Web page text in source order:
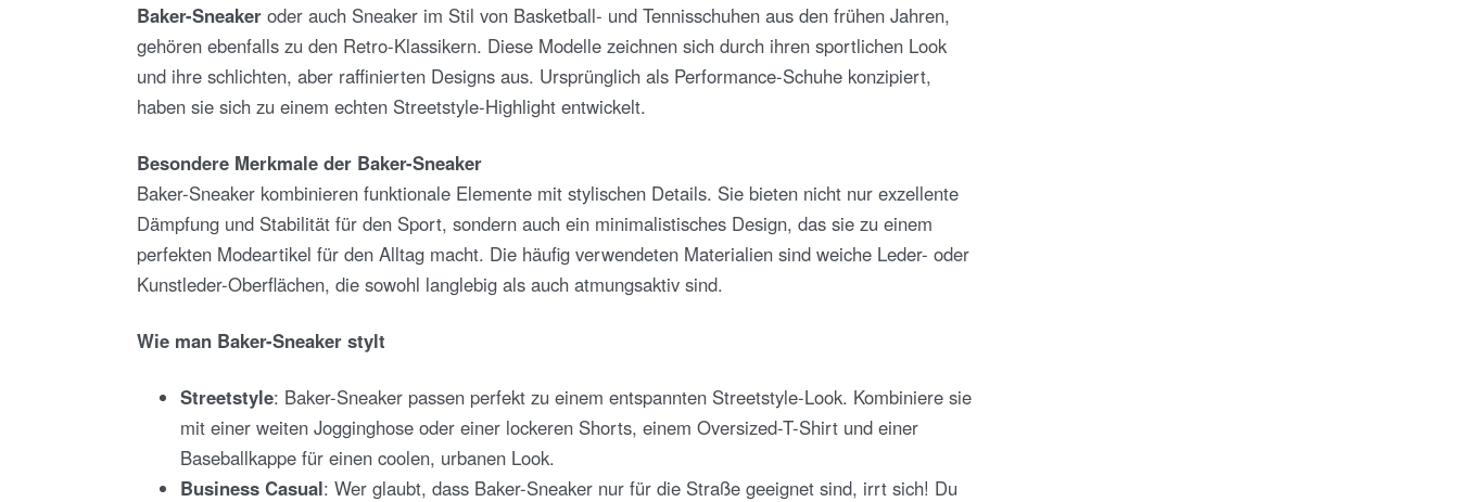
Baker-Sneaker oder auch Sneaker im Stil von Basketball- und Tennisschuhen aus den frühen Jahren,
gehören ebenfalls zu den Retro-Klassikern. Diese Modelle zeichnen sich durch ihren sportlichen Look
und ihre schlichten, aber raffinierten Designs aus. Ursprünglich als Performance-Schuhe konzipiert,
haben sie sich zu einem echten Streetstyle-Highlight entwickelt.
Besondere Merkmale der Baker-Sneaker
Baker-Sneaker kombinieren funktionale Elemente mit stylischen Details. Sie bieten nicht nur exzellente
Dämpfung und Stabilität für den Sport, sondern auch ein minimalistisches Design, das sie zu einem
perfekten Modeartikel für den Alltag macht. Die häufig verwendeten Materialien sind weiche Leder- oder
Kunstleder-Oberflächen, die sowohl langlebig als auch atmungsaktiv sind.
Wie man Baker-Sneaker stylt
Streetstyle: Baker-Sneaker passen perfekt zu einem entspannten Streetstyle-Look. Kombiniere sie
mit einer weiten Jogginghose oder einer lockeren Shorts, einem Oversized-T-Shirt und einer
Baseballkappe für einen coolen, urbanen Look.
Business Casual: Wer glaubt, dass Baker-Sneaker nur für die Straße geeignet sind, irrt sich! Du